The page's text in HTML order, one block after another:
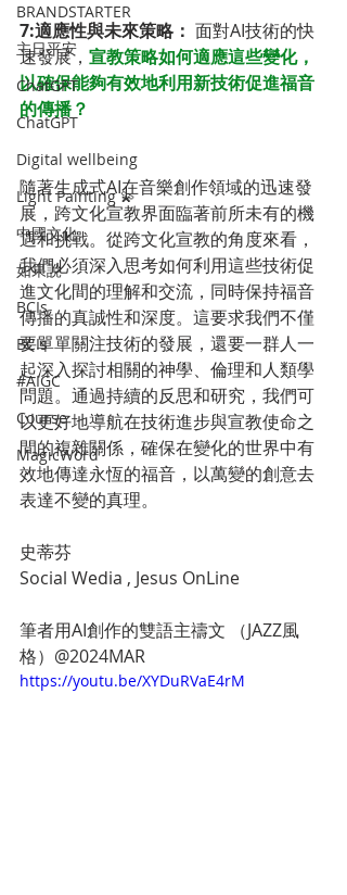
BRANDSTARTER
主日平安
ChatGPT
ChatGPT
Digital wellbeing
Light Painting 💫
中國文化
如果說
BCIs
BCIs
#AIGC
Course
MagicWord
7:適應性與未來策略： 面對AI技術的快
速發展， 宣教策略如何適應這些變化，
以確保能夠有效地利用新技術促進福音
的傳播？
隨著生成式AI在音樂創作領域的迅速發
展，跨文化宣教界面臨著前所未有的機
遇和挑戰。從跨文化宣教的角度來看，
我們必須深入思考如何利用這些技術促
進文化間的理解和交流，同時保持福音
傳播的真誠性和深度。這要求我們不僅
要單單關注技術的發展，還要一群人一
起深入探討相關的神學、倫理和人類學
問題。通過持續的反思和研究，我們可
以更好地導航在技術進步與宣教使命之
間的複雜關係，確保在變化的世界中有
效地傳達永恆的福音，以萬變的創意去
表達不變的真理。
史蒂芬
Social Wedia , Jesus OnLine
筆者用AI創作的雙語主禱文 （JAZZ風
格）@2024MAR
https://youtu.be/XYDuRVaE4rM